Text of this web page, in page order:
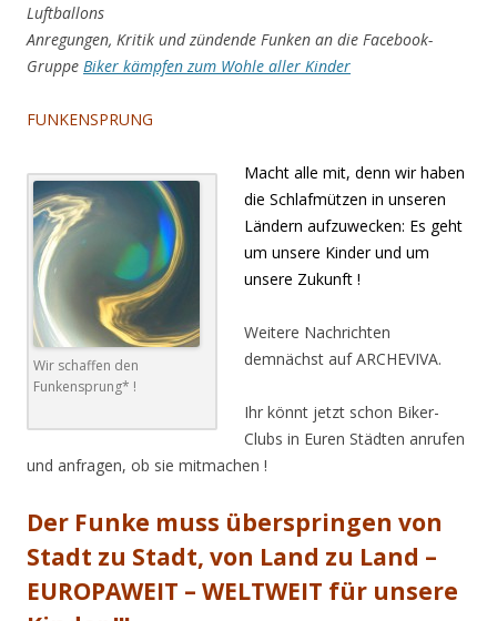
Luftballons
Anregungen, Kritik und zündende Funken an die Facebook-
Gruppe Biker kämpfen zum Wohle aller Kinder
FUNKENSPRUNG
Wir schaffen den
Funkensprung* !
Macht alle mit, denn wir haben
die Schlafmützen in unseren
Ländern aufzuwecken: Es geht
um unsere Kinder und um
unsere Zukunft !
Weitere Nachrichten
demnächst auf ARCHEVIVA.
Ihr könnt jetzt schon Biker-
Clubs in Euren Städten anrufen
und anfragen, ob sie mitmachen !
Der Funke muss überspringen von
Stadt zu Stadt, von Land zu Land –
EUROPAWEIT – WELTWEIT für unsere